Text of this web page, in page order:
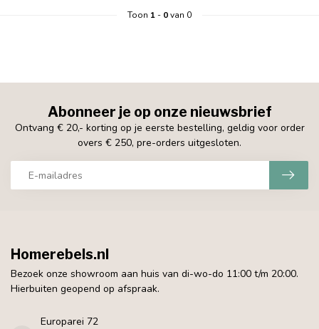
Toon 1- 0van 0
Abonneer je op onze nieuwsbrief
Ontvang € 20,- korting op je eerste bestelling, geldig voor order
overs € 250, pre-orders uitgesloten.
Homerebels.nl
Bezoek onze showroom aan huis van di-wo-do 11:00 t/m 20:00.
Hierbuiten geopend op afspraak.
Europarei 72